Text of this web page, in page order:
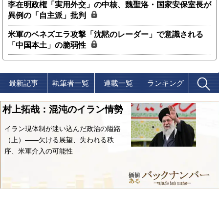
李在明政権「実用外交」の中核、魏聖洛・国家安保室長が
異例の「自主派」批判
米軍のベネズエラ攻撃「沈黙のレーダー」で意識される
「中国本土」の脆弱性
最新記事 執筆者一覧 連載一覧 ランキング
村上拓哉：混沌のイラン情勢
イラン現体制が迷い込んだ政治の隘路
（上）――欠ける展望、失われる秩
序、米軍介入の可能性